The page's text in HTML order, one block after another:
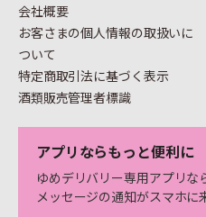
会社概要
お客さまの個人情報の取扱いに
ついて
特定商取引法に基づく表示
酒類販売管理者標識
アプリならもっと便利に
ゆめデリバリー専用アプリな
メッセージの通知がスマホに